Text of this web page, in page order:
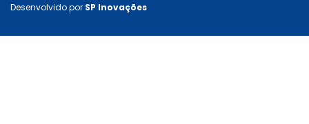
Desenvolvido por SP Inovações